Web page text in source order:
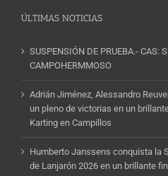
ÚLTIMAS NOTICIAS
SUSPENSIÓN DE PRUEBA.- CAS:
CAMPOHERMMOSO
Adrián Jiménez, Alessandro
un pleno de victorias en un
Karting en Campillos
Humberto Janssens conquista la
de Lanjarón 2026 en un brillante